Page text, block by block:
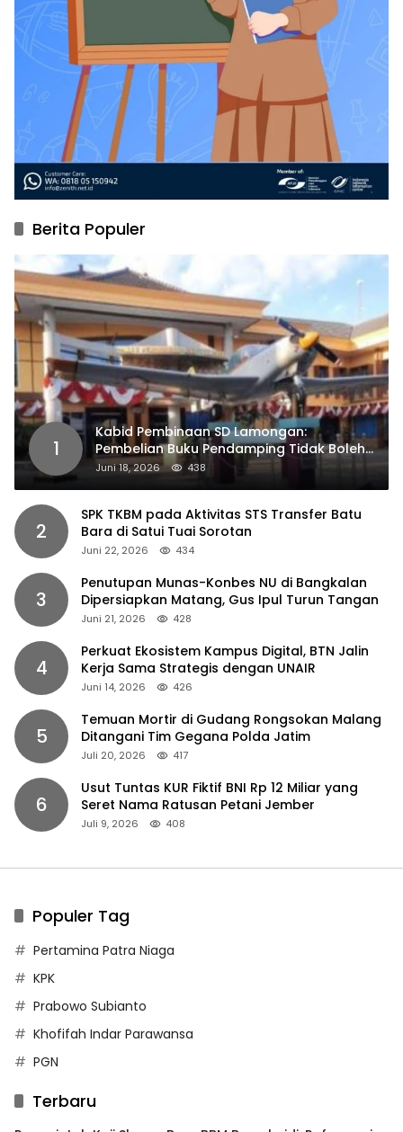
Berita Populer
1
Kabid Pembinaan SD Lamongan:
Pembelian Buku Pendamping Tidak Boleh
Dipaksakan
Juni 18, 2026 438
2
SPK TKBM pada Aktivitas STS Transfer Batu
Bara di Satui Tuai Sorotan
Juni 22, 2026 434
3
Penutupan Munas-Konbes NU di Bangkalan
Dipersiapkan Matang, Gus Ipul Turun Tangan
Juni 21, 2026 428
4
Perkuat Ekosistem Kampus Digital, BTN Jalin
Kerja Sama Strategis dengan UNAIR
Juni 14, 2026 426
5
Temuan Mortir di Gudang Rongsokan Malang
Ditangani Tim Gegana Polda Jatim
Juli 20, 2026 417
6
Usut Tuntas KUR Fiktif BNI Rp 12 Miliar yang
Seret Nama Ratusan Petani Jember
Juli 9, 2026 408
Populer Tag
Pertamina Patra Niaga
KPK
Prabowo Subianto
Khofifah Indar Parawansa
PGN
Terbaru